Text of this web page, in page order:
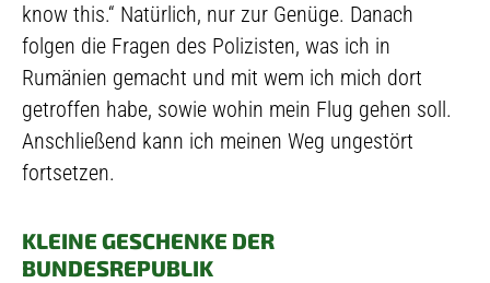
know this.“ Natürlich, nur zur Genüge. Danach
folgen die Fragen des Polizisten, was ich in
Rumänien gemacht und mit wem ich mich dort
getroffen habe, sowie wohin mein Flug gehen soll.
Anschließend kann ich meinen Weg ungestört
fortsetzen.
KLEINE GESCHENKE DER
BUNDESREPUBLIK